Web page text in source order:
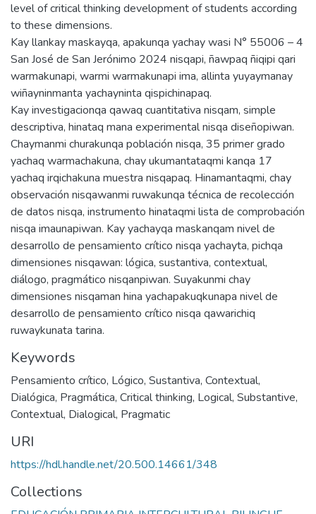
level of critical thinking development of students according
to these dimensions.
Kay llankay maskayqa, apakunqa yachay wasi N° 55006 – 4
San José de San Jerónimo 2024 nisqapi, ñawpaq ñiqipi qari
warmakunapi, warmi warmakunapi ima, allinta yuyaymanay
wiñayninmanta yachayninta qispichinapaq.
Kay investigacionqa qawaq cuantitativa nisqam, simple
descriptiva, hinataq mana experimental nisqa diseñopiwan.
Chaymanmi churakunqa población nisqa, 35 primer grado
yachaq warmachakuna, chay ukumantataqmi kanqa 17
yachaq irqichakuna muestra nisqapaq. Hinamantaqmi, chay
observación nisqawanmi ruwakunqa técnica de recolección
de datos nisqa, instrumento hinataqmi lista de comprobación
nisqa imaunapiwan. Kay yachayqa maskanqam nivel de
desarrollo de pensamiento crítico nisqa yachayta, pichqa
dimensiones nisqawan: lógica, sustantiva, contextual,
diálogo, pragmático nisqanpiwan. Suyakunmi chay
dimensiones nisqaman hina yachapakuqkunapa nivel de
desarrollo de pensamiento crítico nisqa qawarichiq
ruwaykunata tarina.
Keywords
Pensamiento crítico, Lógico, Sustantiva, Contextual,
Dialógica, Pragmática, Critical thinking, Logical, Substantive,
Contextual, Dialogical, Pragmatic
URI
https://hdl.handle.net/20.500.14661/348
Collections